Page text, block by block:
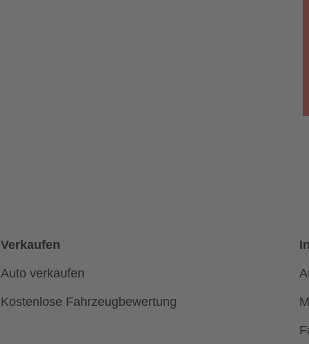
Verkaufen
Auto verkaufen
Kostenlose Fahrzeugbewertung